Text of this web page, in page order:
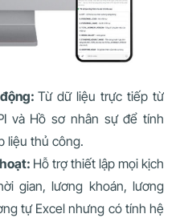
Từ dữ liệu trực tiếp từ
và Hồ sơ nhân sự để tính
liệu thủ công.
Hỗ trợ thiết lập mọi kịch
gian, lương khoán, lương
tự Excel nhưng có tính hệ